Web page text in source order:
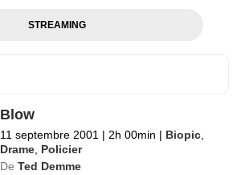
STREAMING
Blow
11 septembre 2001 | 2h 00min | Biopic
Drame Policier
De Ted Demme